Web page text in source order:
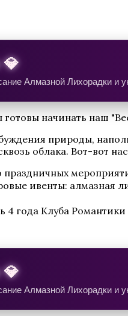
Алмазной Лихорадки и
готовы начинать наш
природы,
облака. Вот-вот
праздничных
ивенты: алмазная
4 года Клуба
Алмазной Лихорадки и